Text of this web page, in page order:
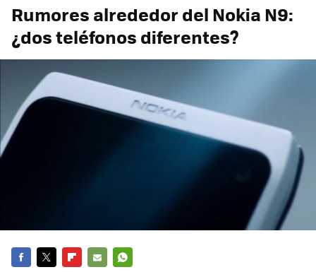
Rumores alrededor del Nokia N9:
¿dos teléfonos diferentes?